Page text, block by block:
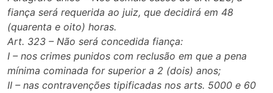
fiança será requerida ao juiz, que decidirá em 48
(quarenta e oito) horas.
Art. 323 – Não será concedida fiança:
I – nos crimes punidos com reclusão em que a pena
mínima cominada for superior a 2 (dois) anos;
II – nas contravenções tipificadas nos arts. 5000 e 60